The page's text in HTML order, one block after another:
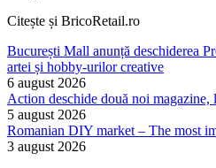
Citește și BricoRetail.ro
București Mall anunță deschiderea
artei și hobby-urilor creative
6 august 2026
Action deschide două noi
5 august 2026
Romanian DIY market – The most
3 august 2026